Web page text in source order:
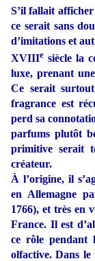
S’il fallait
ce serait sans
d’imitations et
XVIIIe siècle la
luxe, prenant
Ce serait
fragrance est
perd sa
parfums plutôt
primitive serait
créateur.
À l’origine, il
en Allemagne
1766), et très en
France. Il est
ce rôle pendant
olfactive. Dans le